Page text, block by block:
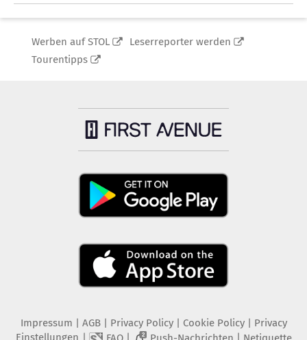
Werben auf STOL
Leserreporter werden
Tourentipps
Impressum AGB Privacy Policy| Cookie Policy| Privacy
Einstellungen
| 2